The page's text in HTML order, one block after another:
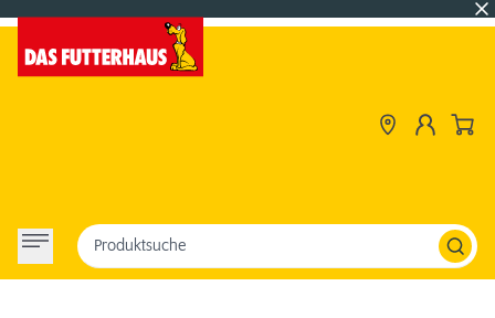
Produktsuche